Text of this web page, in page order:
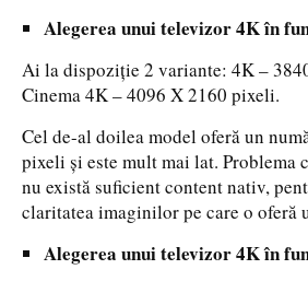
Alegerea unui televizor 4K în
Ai la dispoziție 2 variante: 4K –
Cinema 4K – 4096 X 2160 pixeli.
Cel de-al doilea model oferă un
pixeli și este mult mai lat. Problema
nu există suficient content nativ,
claritatea imaginilor pe care o oferă
Alegerea unui televizor 4K în